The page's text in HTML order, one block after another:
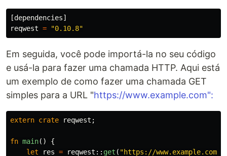
[dependencies]
reqwest = "0.10.8"
Em seguida, você pode importá-la no seu código
e usá-la para fazer uma chamada HTTP. Aqui está
um exemplo de como fazer uma chamada GET
simples para a URL "https://www.example.com":
extern crate reqwest ;
fn main()
{
let
res = reqwest :: get ( "https://www.example.com"